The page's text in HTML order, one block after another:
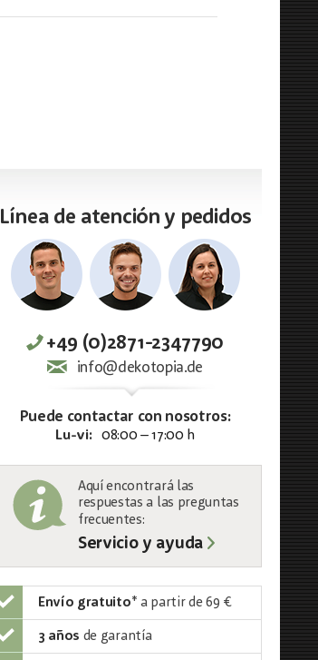
Línea de atención y pedidos
+49 (0)2871-2347790
info@dekotopia.de
Puede contactar con nosotros:
Lu-vi: 08:00 – 17:00 h
Aquí encontrará las
respuestas a las preguntas
frecuentes:
Servicio y ayuda
Envío gratuito* a partir de 69 €
3 años de garantía